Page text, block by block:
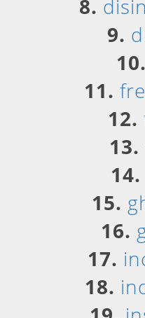
8.
9.
10.
11.
12.
13.
14.
15.
16.
17.
18.